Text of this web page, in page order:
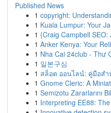
Published News
1 copyright:
1 Kuala Lumpur: Your
1 {Craig Campbell
1 Anker Kenya: Your
1 Nha Cai 24club - Thư
1 일본구심
1 สล็อต ออนไลน์: คู่มือสำ
1 Gnome Cleric: A
1 Semizotu Zararlarını
1 Interpreting EE88: